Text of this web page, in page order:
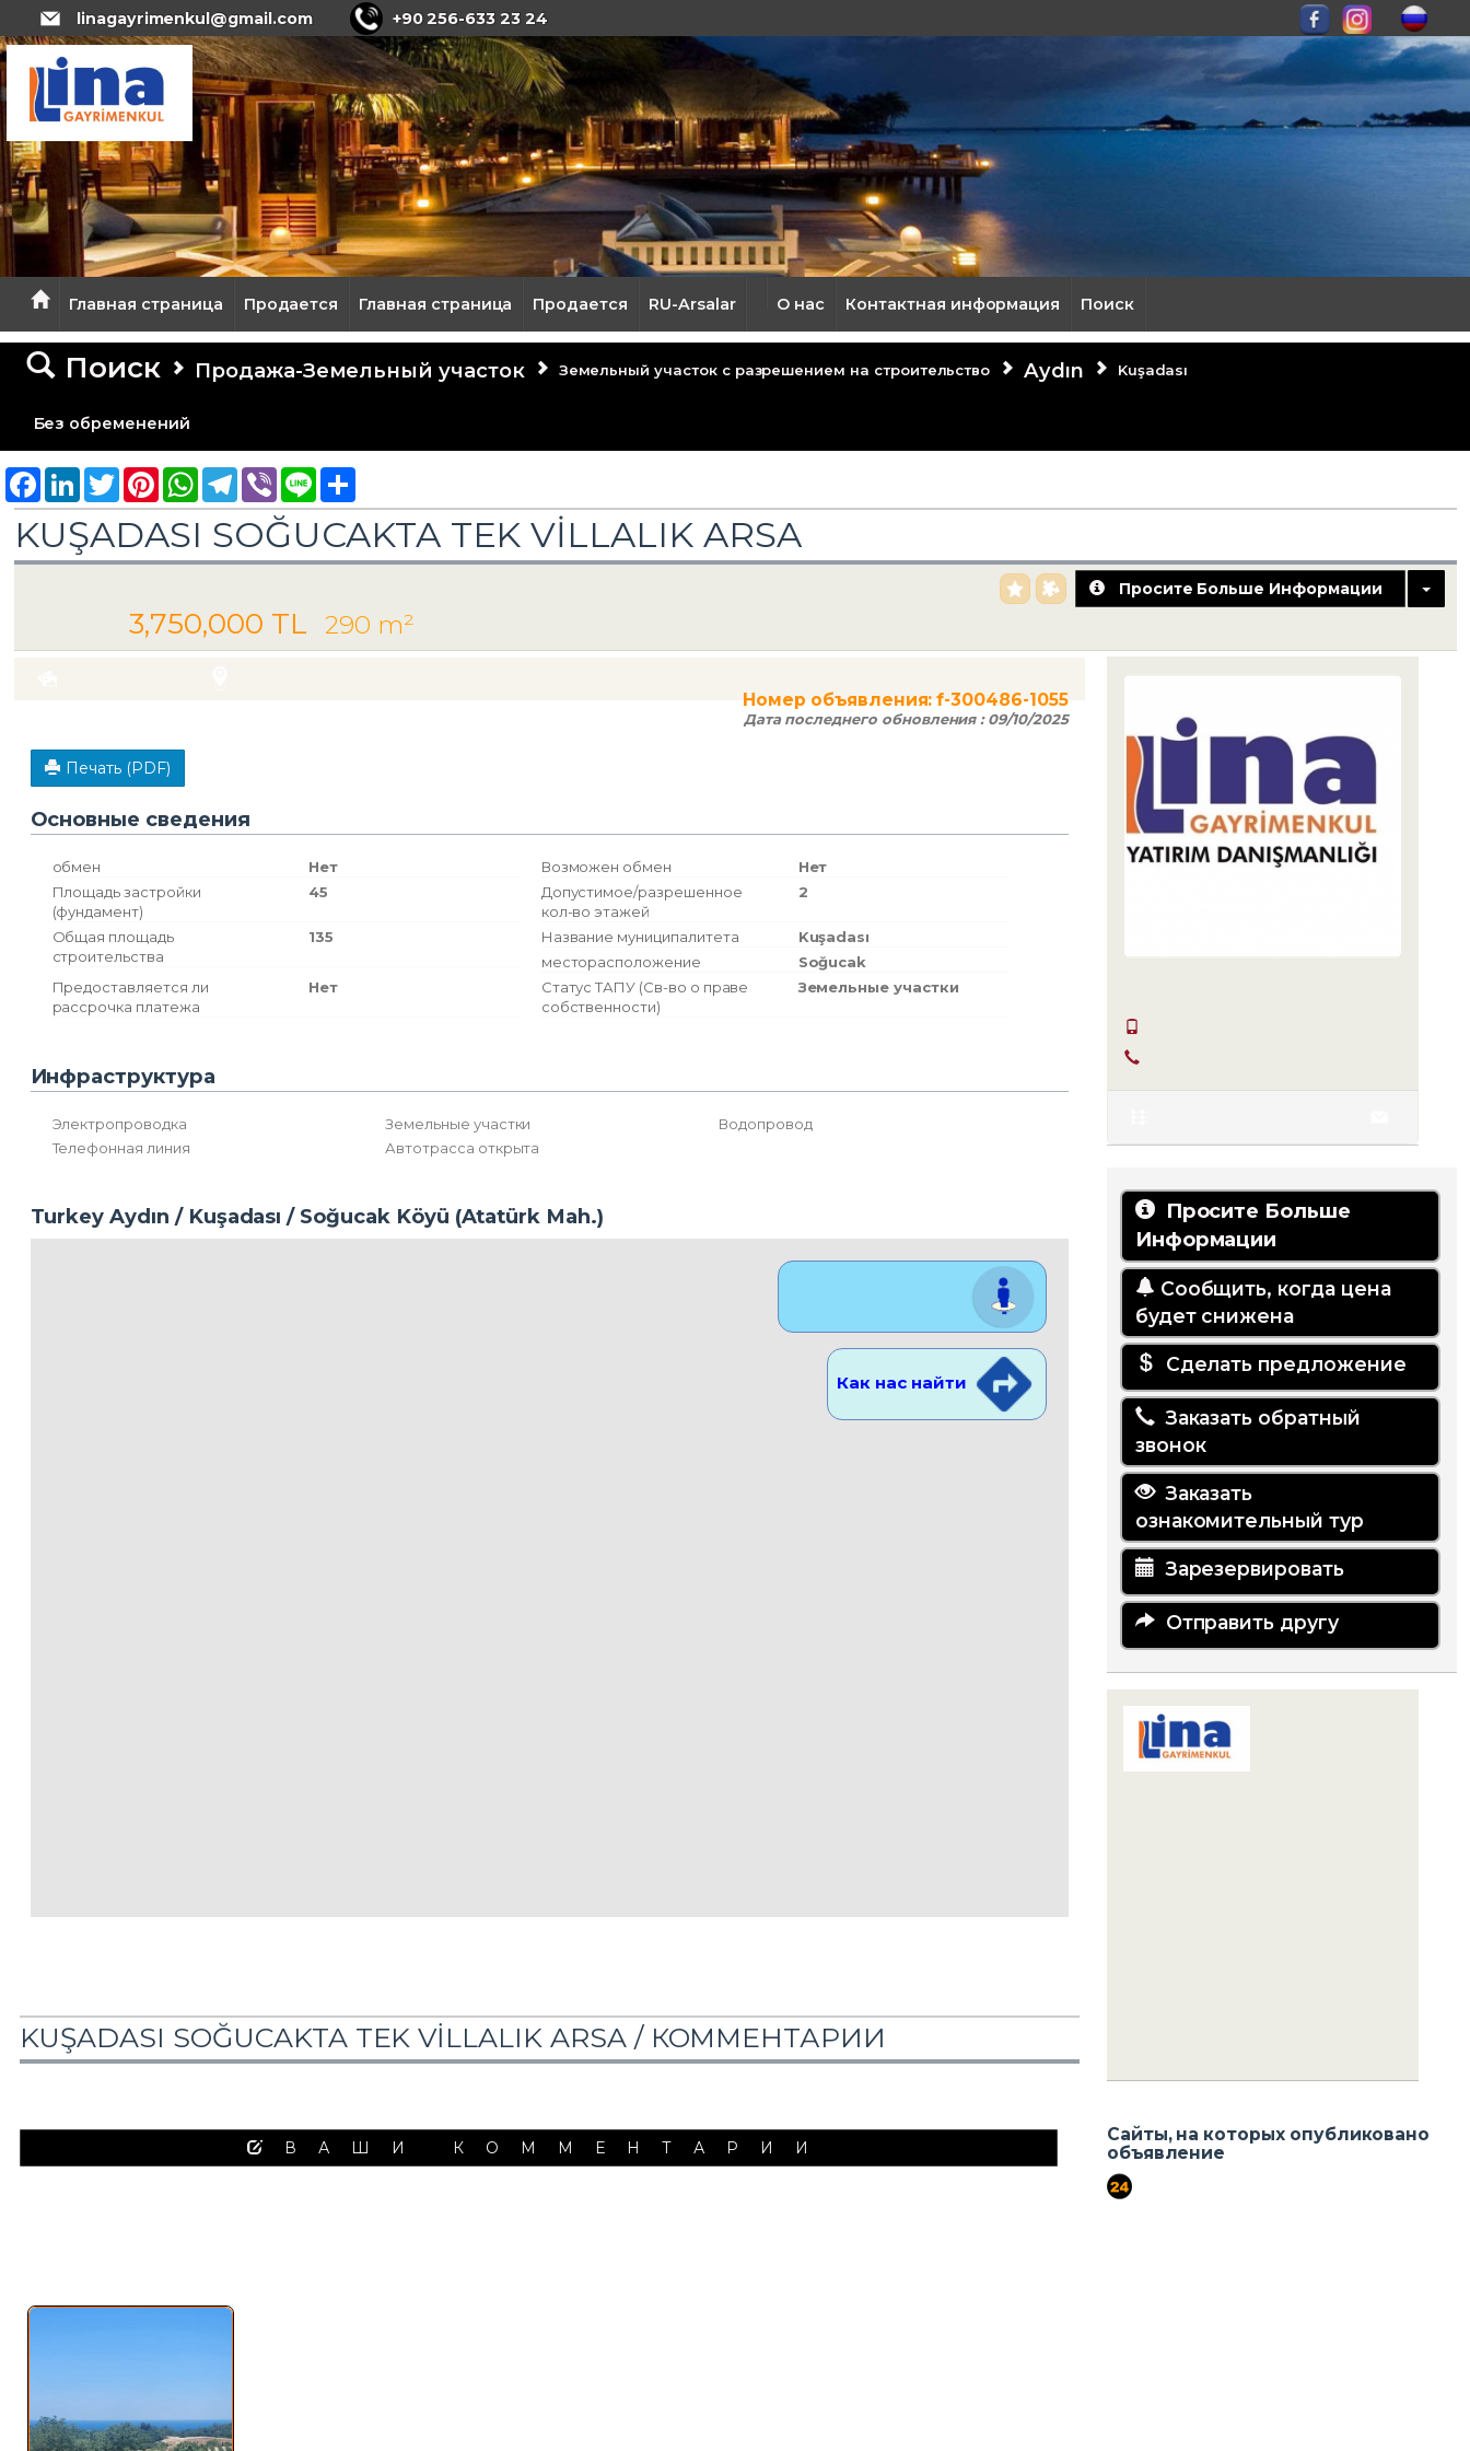
linagayrimenkul@gmail.com +90 256-633 23 24
Главная страница Продается Главная страница Продается RU-Arsalar О нас Контактная информация Поиск
Поиск Продажа-Земельный участок Земельный участок с разрешением на строительство Aydın Kuşadası
Без обременений
Facebook
LinkedInTwitterPinterestWhatsAppTelegram
Viber Line Share
KUŞADASI SOĞUCAKTA TEK VİLLALIK ARSA
3,750,000 TL 290 m²
Просите Больше Информации
Номер объявления:f-300486-1055
Дата последнего обновления :09/10/2025
Печать (PDF)
Основные сведения
обмен Нет Возможен обмен
Нет
Площадь застройки
(фундамент)
45
Допустимое/разрешенное
кол-во этажей
2
Общая площадь
строительства
135 Название муниципалитета
Kuşadası
месторасположение
Soğucak
Предоставляется ли
рассрочка платежа
Нет
Статус ТАПУ (Св-во о праве
собственности)
Земельные участки
Инфраструктура
Электропроводка Земельные участки
Водопровод
Телефонная линия
Автотрасса открыта
Turkey Aydın / Kuşadası / Soğucak Köyü (Atatürk Mah.)
Как нас найти
KUŞADASI SOĞUCAKTA TEK VİLLALIK ARSA / КОММЕНТАРИИ
ВАШИ КОММЕНТАРИИ
Просите Больше
Информации
Сообщить, когда цена
будет снижена
Сделать предложение
Заказать обратный
звонок
Заказать
ознакомительный тур
Зарезервировать
Отправить другу
Сайты, на которых опубликовано
объявление